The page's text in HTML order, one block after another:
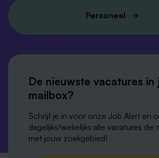
Personeel
blijf op de
De nieuwste vacatures in
mailbox?
Schrijf je in voor onze Job Alert en
dagelijks/wekelijks alle vacatures die
met jouw zoekgebied!